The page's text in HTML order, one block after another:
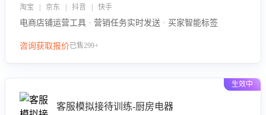
淘宝 | 京东 | 抖音 | 快手
电商店铺运营工具 · 营销任务实时发送 · 买家智能标签
咨询获取报价已售299+
生效中
客服模拟接待训练-厨房电器